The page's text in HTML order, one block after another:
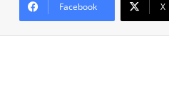
Facebook X